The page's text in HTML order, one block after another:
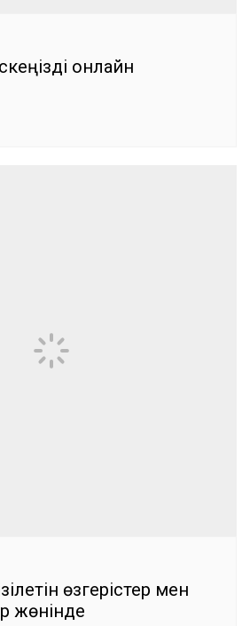
онлайн
өзгерістер мен
жөнінде